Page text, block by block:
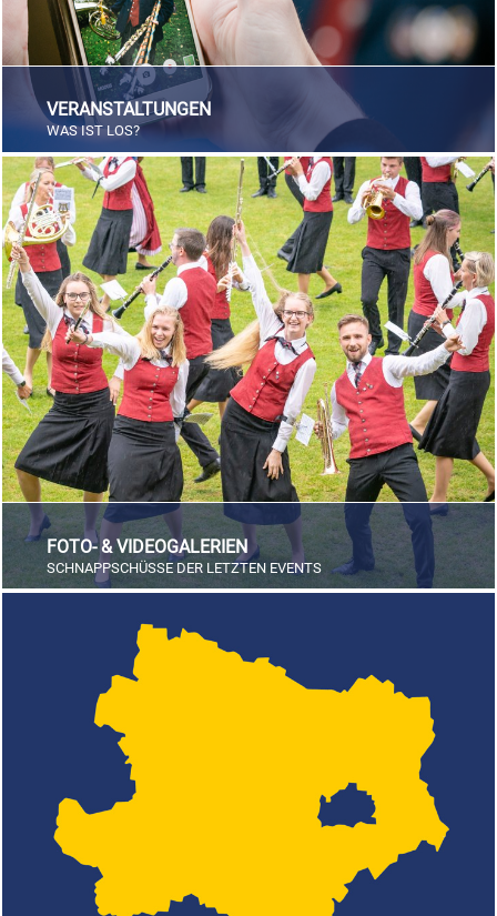
VERANSTALTUNGEN
WAS IST LOS?
FOTO- & VIDEOGALERIEN
SCHNAPPSCHÜSSE DER LETZTEN EVENTS